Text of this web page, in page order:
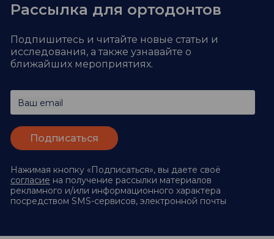
Рассылка для ортодонтов
Подпишитесь и читайте новые статьи и
исследования, а также узнавайте о
ближайших мероприятиях.
Ваш email
Нажимая кнопку «Подписаться», вы даете своё
согласие на получение рассылки материалов
рекламного и/или информационного характера
посредством SMS-сервисов, электронной почты